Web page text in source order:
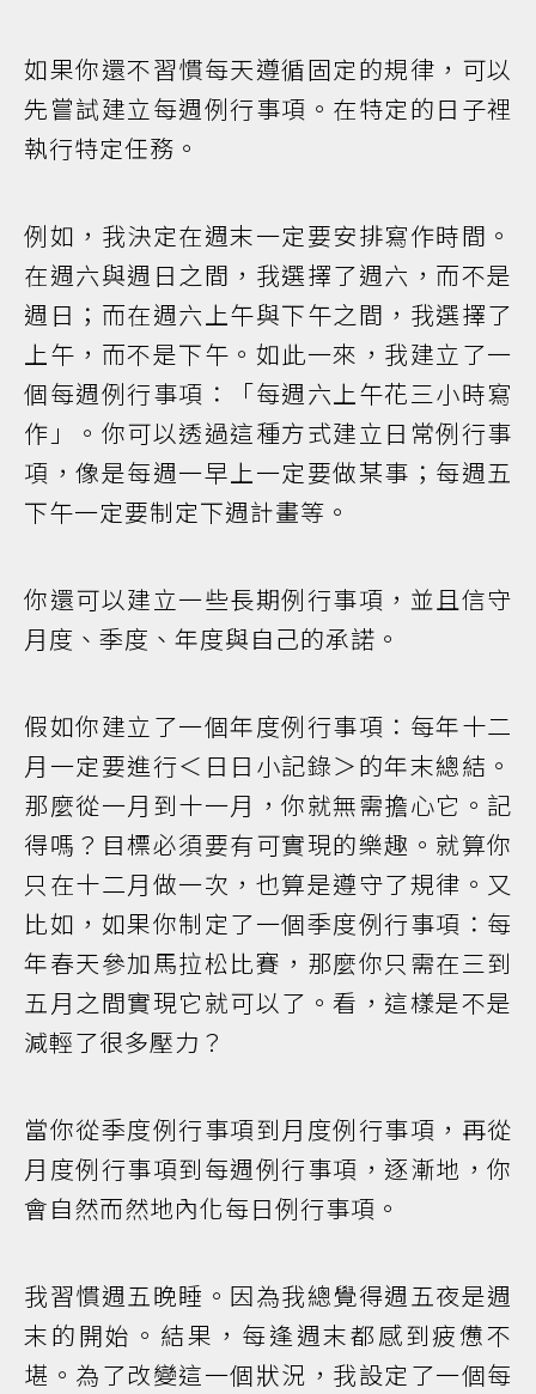
如果你還不習慣每天遵循固定的規律，可以
先嘗試建立每週例行事項。在特定的日子裡
執行特定任務。
例如，我決定在週末一定要安排寫作時間。
在週六與週日之間，我選擇了週六，而不是
週日；而在週六上午與下午之間，我選擇了
上午，而不是下午。如此一來，我建立了一
個每週例行事項：「每週六上午花三小時寫
作」。你可以透過這種方式建立日常例行事
項，像是每週一早上一定要做某事；每週五
下午一定要制定下週計畫等。
你還可以建立一些長期例行事項，並且信守
月度、季度、年度與自己的承諾。
假如你建立了一個年度例行事項：每年十二
月一定要進行＜日日小記錄＞的年末總結。
那麼從一月到十一月，你就無需擔心它。記
得嗎？目標必須要有可實現的樂趣。就算你
只在十二月做一次，也算是遵守了規律。又
比如，如果你制定了一個季度例行事項：每
年春天參加馬拉松比賽，那麼你只需在三到
五月之間實現它就可以了。看，這樣是不是
減輕了很多壓力？
當你從季度例行事項到月度例行事項，再從
月度例行事項到每週例行事項，逐漸地，你
會自然而然地內化每日例行事項。
我習慣週五晚睡。因為我總覺得週五夜是週
末的開始。結果，每逢週末都感到疲憊不
堪。為了改變這一個狀況，我設定了一個每